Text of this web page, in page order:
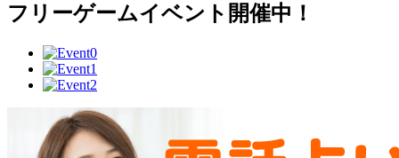
フリーゲームイベント開催中！